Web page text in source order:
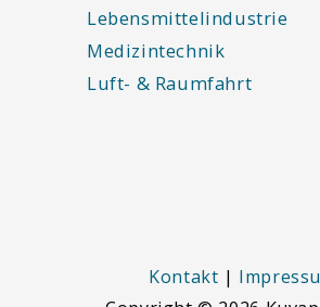
Lebensmittelindustrie
Medizintechnik
Luft- & Raumfahrt
Kontakt |